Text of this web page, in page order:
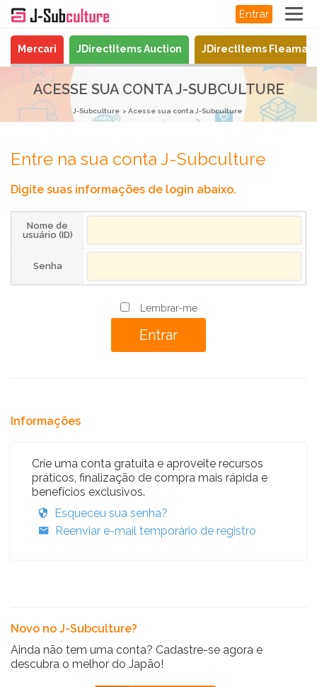
Entrar
Mercari JDirectItems Auction JDirectItems
ACESSE SUA CONTA J-SUBCULTURE
J-Subculture Acesse sua conta J-Subculture
Entre na sua conta J-Subculture
Digite suas informações de login abaixo.
Nome de
usuário (ID)
Senha
Lembrar-me
Informações
Crie uma conta gratuita e aproveite recursos
práticos, finalização de compra mais rápida e
benefícios exclusivos.
Esqueceu sua senha?
Reenviar e-mail temporário de registro
Novo no J-Subculture?
Ainda não tem uma conta? Cadastre-se agora e
descubra o melhor do Japão!